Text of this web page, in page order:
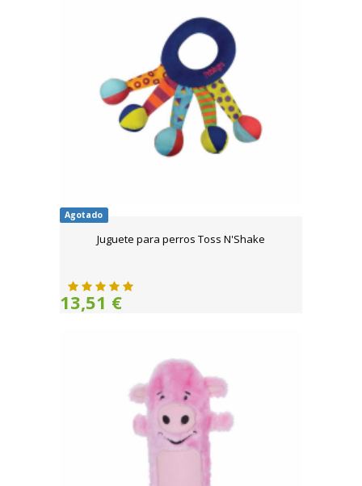
Agotado
Juguete para perros Toss N'Shake
13,51 €